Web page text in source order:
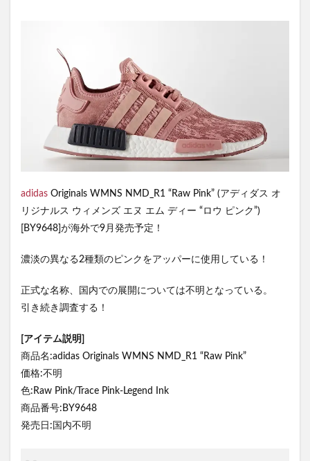
adidas Originals WMNS NMD_R1 “Raw Pink” (アディダス オ
リジナルス ウィメンズ エヌ エム ディー “ロウ ピンク”)
[BY9648]が海外で9月発売予定！
濃淡の異なる2種類のピンクをアッパーに使用している！
正式な名称、国内での展開については不明となっている。
引き続き調査する！
[アイテム説明]
商品名:adidas Originals WMNS NMD_R1 “Raw Pink”
価格:不明
色:Raw Pink/Trace Pink-Legend Ink
商品番号:BY9648
発売日:国内不明